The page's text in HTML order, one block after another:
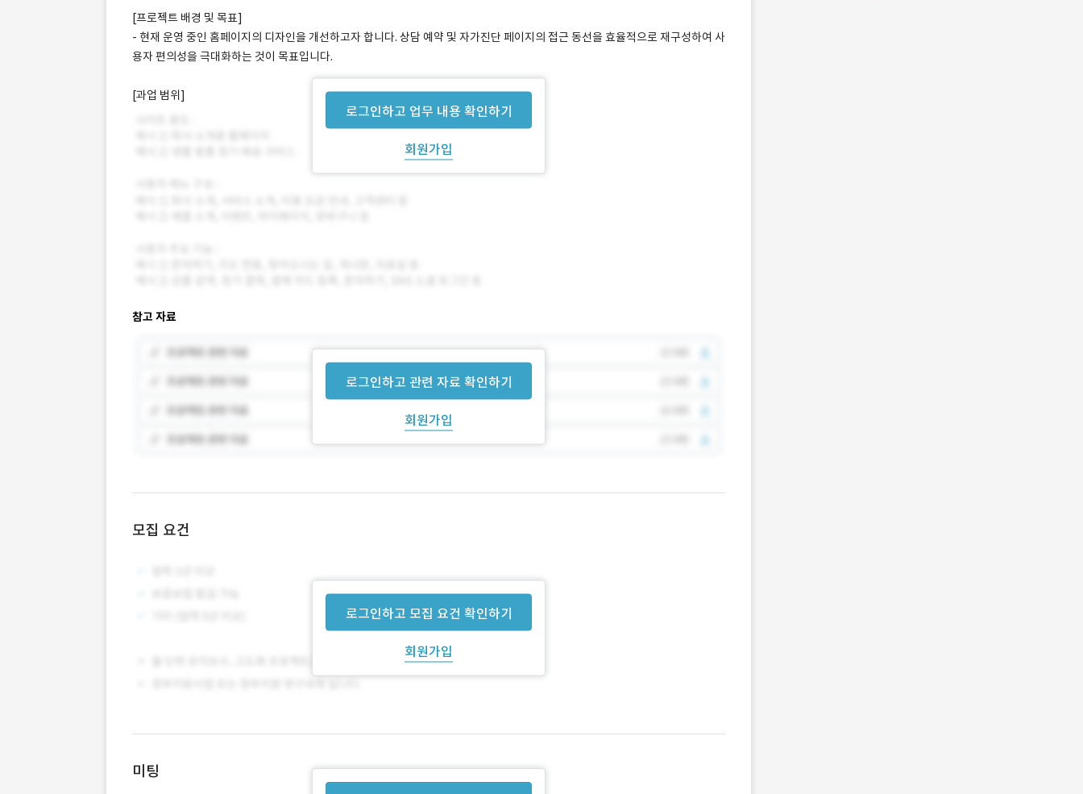
로그인하고 업무 내용 확인하기
회원가입
[프로젝트 배경 및 목표]
- 현재 운영 중인 홈페이지의 디자인을 개선하고자 합니다. 상담 예약 및 자가진단 페이지의 접근 동선을 효율적으로 재구성하여 사
용자 편의성을 극대화하는 것이 목표입니다.
[과업 범위]
참고 자료
로그인하고 관련 자료 확인하기
회원가입
모집 요건
로그인하고 모집 요건 확인하기
회원가입
미팅